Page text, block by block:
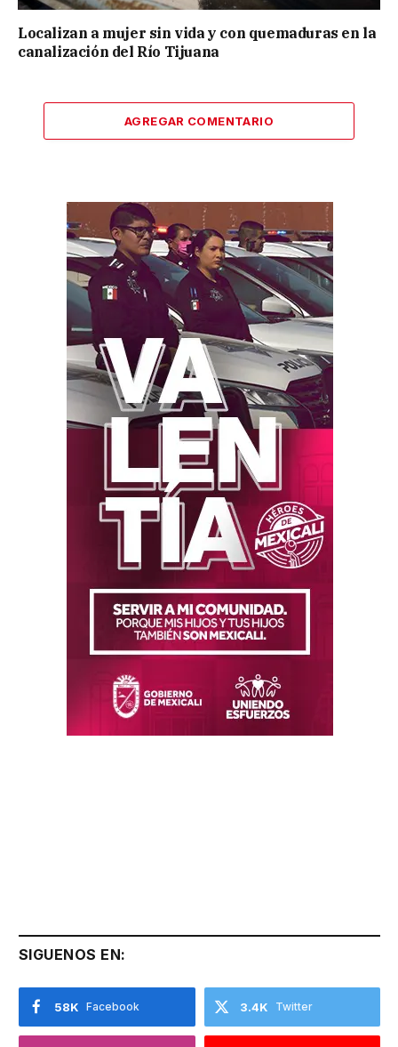
Localizan a mujer sin vida y con quemaduras en la
canalización del Río Tijuana
AGREGAR COMENTARIO
SIGUENOS EN:
Facebook
58K Twitter
3.4K